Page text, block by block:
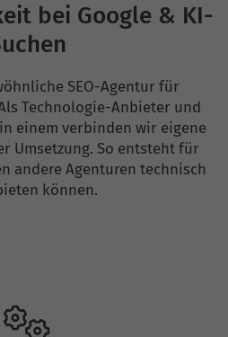
bei Google & KI-
SEO-Agentur für
Technologie-Anbieter und
einem verbinden wir eigene
Umsetzung. So entsteht für
andere Agenturen technisch
können.